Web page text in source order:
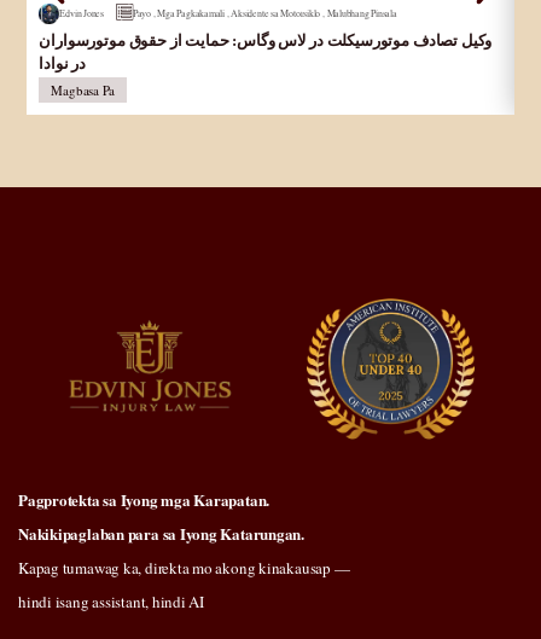
Edvin Jones Payo ,Mga Pagkakamali Aksidente sa Motorsiklo Malubhang Pinsala
وکیل تصادف موتورسیکلت در لاس وگاس: حمایت از حقوق موتورسواران
در نوادا
Magbasa Pa
Pagprotekta sa Iyong mga Karapatan.
Nakikipaglaban para sa Iyong Katarungan.
Kapag tumawag ka, direkta mo akong kinakausap —
hindi isang assistant, hindi AI